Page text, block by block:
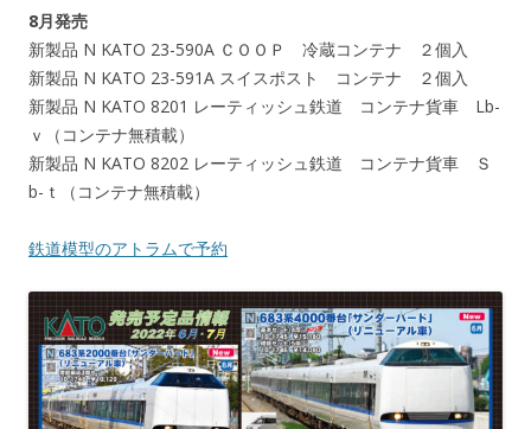
8月発売
新製品 N KATO 23-590A ＣＯＯＰ 冷蔵コンテナ ２個入
新製品 N KATO 23-591A スイスポスト コンテナ ２個入
新製品 N KATO 8201 レーティッシュ鉄道 コンテナ貨車 Lb-
ｖ（コンテナ無積載）
新製品 N KATO 8202 レーティッシュ鉄道 コンテナ貨車 Ｓ
b-ｔ（コンテナ無積載）
鉄道模型のアトラムで予約